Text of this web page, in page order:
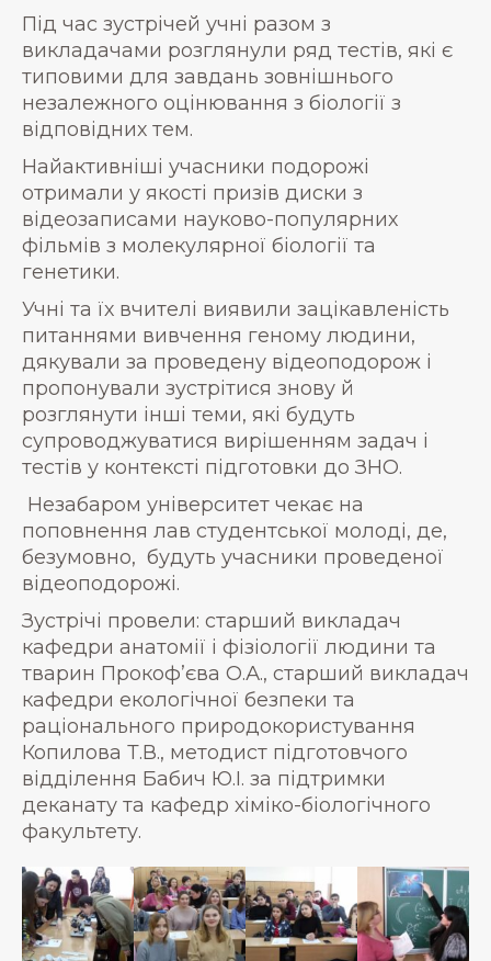
Під час зустрічей учні разом з
викладачами розглянули ряд тестів, які є
типовими для завдань зовнішнього
незалежного оцінювання з біології з
відповідних тем.
Найактивніші учасники подорожі
отримали у якості призів диски з
відеозаписами науково-популярних
фільмів з молекулярної біології та
генетики.
Учні та їх вчителі виявили зацікавленість
питаннями вивчення геному людини,
дякували за проведену відеоподорож і
пропонували зустрітися знову й
розглянути інші теми, які будуть
супроводжуватися вирішенням задач і
тестів у контексті підготовки до ЗНО.
Незабаром університет чекає на
поповнення лав студентської молоді, де,
безумовно, будуть учасники проведеної
відеоподорожі.
Зустрічі провели: старший викладач
кафедри анатомії і фізіології людини та
тварин Прокоф’єва О.А., старший викладач
кафедри екологічної безпеки та
раціонального природокористування
Копилова Т.В., методист підготовчого
відділення Бабич Ю.І. за підтримки
деканату та кафедр хіміко-біологічного
факультету.